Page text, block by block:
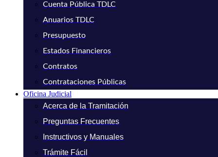
Cuenta Pública TDLC
Anuarios TDLC
Presupuesto
Estados Financieros
Contratos
Contrataciones Públicas
Oficina Judicial
Acerca de la Tramitación
Preguntas Frecuentes
Instructivos y Manuales
Trámite Fácil